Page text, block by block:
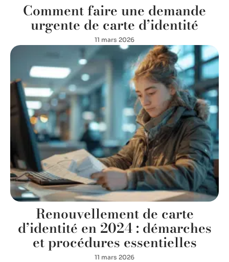
Comment faire une demande
urgente de carte d’identité
11 mars 2026
Renouvellement de carte
d’identité en 2024 : démarches
et procédures essentielles
11 mars 2026